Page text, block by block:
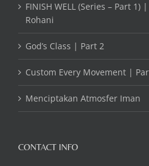
FINISH WELL (Series – Part
Rohani
God’s Class | Part 2
Custom Every Movement |
Menciptakan Atmosfer Iman
CONTACT INFO